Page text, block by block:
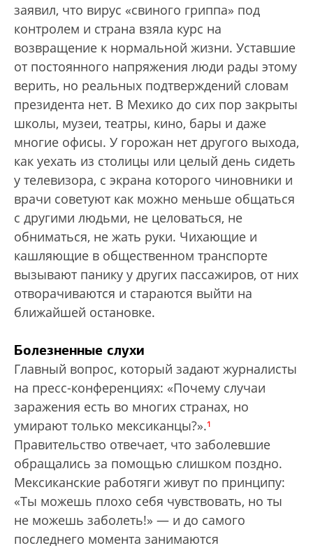
заявил, что вирус «свиного гриппа» под
контролем и страна взяла курс на
возвращение к нормальной жизни. Уставшие
от постоянного напряжения люди рады этому
верить, но реальных подтверждений словам
президента нет. В Мехико до сих пор закрыты
школы, музеи, театры, кино, бары и даже
многие офисы. У горожан нет другого выхода,
как уехать из столицы или целый день сидеть
у телевизора, с экрана которого чиновники и
врачи советуют как можно меньше общаться
с другими людьми, не целоваться, не
обниматься, не жать руки. Чихающие и
кашляющие в общественном транспорте
вызывают панику у других пассажиров, от них
отворачиваются и стараются выйти на
ближайшей остановке.
Болезненные слухи
Главный вопрос, который задают журналисты
на пресс-конференциях: «Почему случаи
заражения есть во многих странах, но
умирают только мексиканцы?».¹
Правительство отвечает, что заболевшие
обращались за помощью слишком поздно.
Мексиканские работяги живут по принципу:
«Ты можешь плохо себя чувствовать, но ты
не можешь заболеть!» — и до самого
последнего момента занимаются